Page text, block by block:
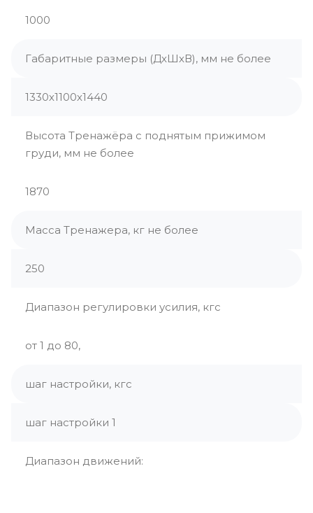
1000
Габаритные размеры (ДхШхВ), мм не более
1330х1100х1440
Высота Тренажёра с поднятым прижимом
груди, мм не более
1870
Масса Тренажера, кг не более
250
Диапазон регулировки усилия, кгс
от 1 до 80,
шаг настройки, кгс
шаг настройки 1
Диапазон движений: